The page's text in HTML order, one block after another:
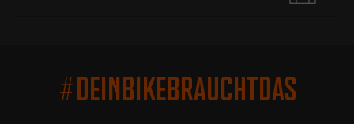
#DEINBIKEBRAUCHTDAS